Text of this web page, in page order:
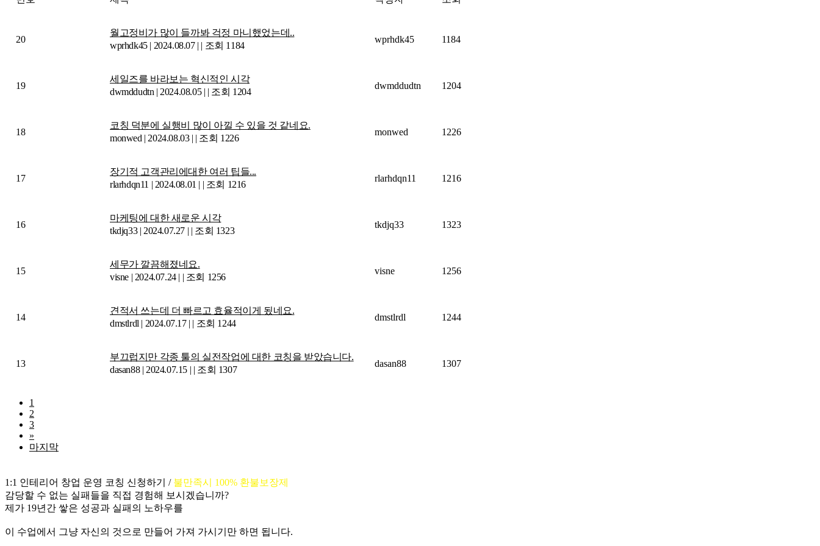
20
월고정비가 많이 들까봐 걱정 마니했었는데..
wprhdk45 | 2024.08.07 | | 조회 1184
wprhdk45 1184
19
세일즈를 바라보는 혁신적인 시각
dwmddudtn | 2024.08.05 | | 조회 1204
dwmddudtn 1204
18
코칭 덕분에 실행비 많이 아낄 수 있을 것 같네요.
monwed | 2024.08.03 | | 조회 1226
monwed 1226
17
장기적 고객관리에대한 여러 팁들...
rlarhdqn11 | 2024.08.01 | | 조회 1216
rlarhdqn11 1216
16
마케팅에 대한 새로운 시각
tkdjq33 | 2024.07.27 | | 조회 1323
tkdjq33 1323
15
세무가 깔끔해졌네요.
visne | 2024.07.24 | | 조회 1256
visne 1256
14
견적서 쓰는데 더 빠르고 효율적이게 됬네요.
dmstlrdl | 2024.07.17 | | 조회 1244
dmstlrdl 1244
13
부끄럽지만 각종 툴의 실전작업에 대한 코칭을 받았습니다.
dasan88 | 2024.07.15 | | 조회 1307
dasan88 1307
1
2
3
»
마지막
1:1 인테리어 창업 운영 코칭 신청하기 / 불만족시 100% 환불보장제
감당할 수 없는 실패들을 직접 경험해 보시겠습니까?
제가 19년간 쌓은 성공과 실패의 노하우를
이 수업에서 그냥 자신의 것으로 만들어 가져 가시기만 하면 됩니다.